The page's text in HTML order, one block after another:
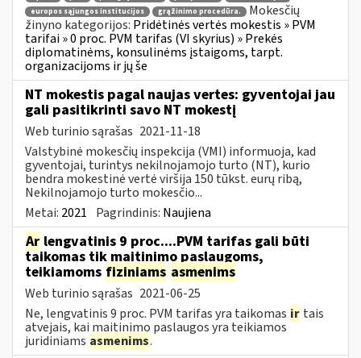
europos sąjungos institucijos
grąžinimo procedūra.
Mokesčių
žinyno kategorijos: Pridėtinės vertės mokestis » PVM
tarifai » 0 proc. PVM tarifas (VI skyrius) » Prekės
diplomatinėms, konsulinėms įstaigoms, tarpt.
organizacijoms ir jų še
NT mokestis pagal naujas vertes: gyventojai jau
gali pasitikrinti savo NT mokestį
Web turinio sąrašas 2021-11-18
Valstybinė mokesčių inspekcija (VMI) informuoja, kad
gyventojai, turintys nekilnojamojo turto (NT), kurio
bendra mokestinė vertė viršija 150 tūkst. eurų ribą,
Nekilnojamojo turto mokesčio...
Metai: 2021 Pagrindinis: Naujiena
Ar lengvatinis 9 proc....PVM tarifas gali būti
taikomas tik maitinimo paslaugoms,
teikiamoms fiziniams asmenims
Web turinio sąrašas 2021-06-25
Ne, lengvatinis 9 proc. PVM tarifas yra taikomas ir tais
atvejais, kai maitinimo paslaugos yra teikiamos
juridiniams asmenims.